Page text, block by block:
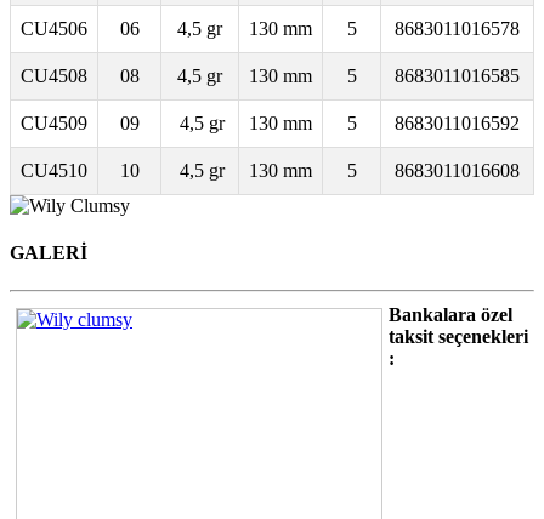
CU4506 06 4,5 gr 130 mm 5 8683011016578
CU4508 08 4,5 gr 130 mm 5 8683011016585
CU4509 09 4,5 gr 130 mm 5 8683011016592
CU4510 10 4,5 gr 130 mm 5 8683011016608
GALERİ
Bankalara özel
taksit seçenekleri
: